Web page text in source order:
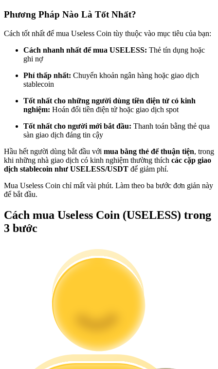
Trở thành Nhà giao dịch Sao chép
Tận hưởng chia sẻ lợi nhuận và hoa hồng giao dịch sao chép
Phân tích dữ liệu lớn bao gồm thông tin giao dịch, v.v.
Hướng dẫn giao dịch Spot
Phương Pháp Nào Là Tốt Nhất?
Cách tốt nhất để mua Useless Coin tùy thuộc vào mục tiêu của bạn:
Cách nhanh nhất để mua USELESS: Thẻ tín dụng hoặc
ghi nợ
Phí thấp nhất: Chuyển khoản ngân hàng hoặc giao dịch
stablecoin
Tốt nhất cho những người dùng tiền điện tử có kinh
nghiệm: Hoán đổi tiền điện tử hoặc giao dịch spot
Tốt nhất cho người mới bắt đầu: Thanh toán bằng thẻ qua
sàn giao dịch đáng tin cậy
Hầu hết người dùng bắt đầu với mua bằng thẻ để thuận tiện, trong
khi những nhà giao dịch có kinh nghiệm thường thích các cặp giao
dịch stablecoin như USELESS/USDT để giảm phí.
Mua Useless Coin chỉ mất vài phút. Làm theo ba bước đơn giản này
để bắt đầu.
Cách mua Useless Coin (USELESS) trong
3 bước